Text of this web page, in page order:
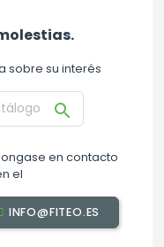
sobre su interés

en contacto
el
INFO@FITEO.ES